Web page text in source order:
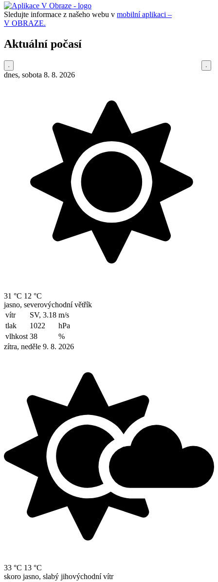
Sledujte informace z našeho webu v mobilní aplikaci –
V OBRAZE.
Aktuální počasí
dnes, sobota 8. 8. 2026
31 °C 12 °C
jasno, severovýchodní větřík
vítr
SV, 3.18 m/s
tlak
1022
hPa
vlhkost 38
%
zítra, neděle 9. 8. 2026
33 °C 13 °C
skoro jasno, slabý jihovýchodní vítr